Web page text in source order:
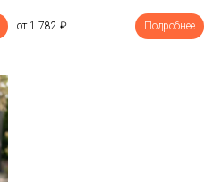
от 1 782 ₽ Подробнее